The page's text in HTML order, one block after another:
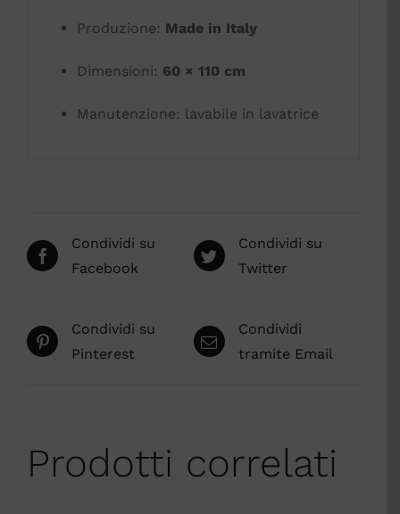
Produzione: Made in Italy
Dimensioni: 60 × 110 cm
Manutenzione: lavabile in lavatrice
Condividi su
Facebook
Condividi su
Twitter
Condividi su
Pinterest
Condividi
tramite Email
Prodotti correlati